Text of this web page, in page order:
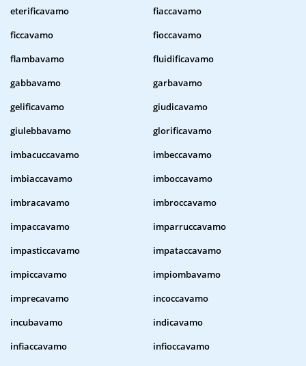
eterificavamo
fiaccavamo
ficcavamo
fioccavamo
flambavamo
fluidificavamo
gabbavamo
garbavamo
gelificavamo
giudicavamo
giulebbavamo
glorificavamo
imbacuccavamo
imbeccavamo
imbiaccavamo
imboccavamo
imbracavamo
imbroccavamo
impaccavamo
imparruccavamo
impasticcavamo
impataccavamo
impiccavamo
impiombavamo
imprecavamo
incoccavamo
incubavamo
indicavamo
infiaccavamo
infioccavamo